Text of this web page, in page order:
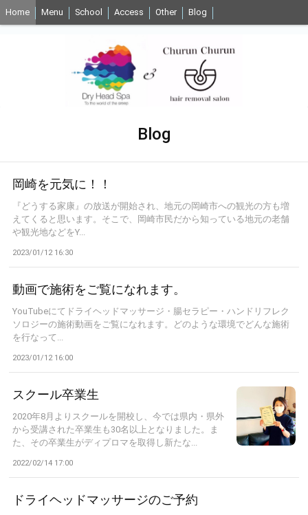
Home Menu School Access Other Blog
Blog
岡崎を元気に！！
『どうする家康』の放送が開始され、地元の岡崎市への観光の方も増
えてくると思います。そこで、岡崎市民だから知っている地元の老舗
や観光地などをY...
2023/01/12 16:30
動画で施術をご覧になれます。
YouTubeにてドライヘッドマッサージ・腸セラピー・ハンドリフレク
ソロジーの施術動画をご覧になれます。どのような環境でどんな施術
を行なって...
2023/01/12 16:00
スクール卒業生
2020年8月よりスクールを開校し、今では県内・県外
から受講された卒業生も30名以上となりました。ま
た、その卒業生がディプロマを取得し新たな...
2022/02/14 17:00
ドライヘッドマッサージのご予約